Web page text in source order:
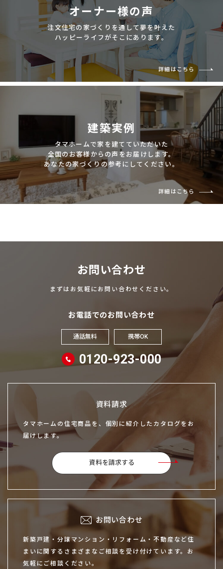
オーナー様の声
注文住宅の家づくりを通して夢を叶えた
ハッピーライフがそこにあります。
詳細はこちら
建築実例
タマホームで家を建てていただいた
全国のお客様からの声をお届けします。
あなたの家づくりの参考にしてください。
詳細はこちら
お問い合わせ
まずはお気軽にお問い合わせください。
お電話でのお問い合わせ
通話無料 携帯OK
0120-923-000
資料請求
タマホームの住宅商品を、個別に紹介したカタログをお
届けします。
資料を請求する
お問い合わせ
新築戸建・分譲マンション・リフォーム・不動産など住
まいに関するさまざまなご相談を受け付けています。お
気軽にご相談ください。